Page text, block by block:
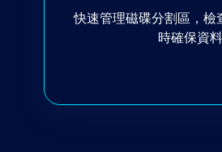
快速管理磁碟分割區，檢
時確保資料